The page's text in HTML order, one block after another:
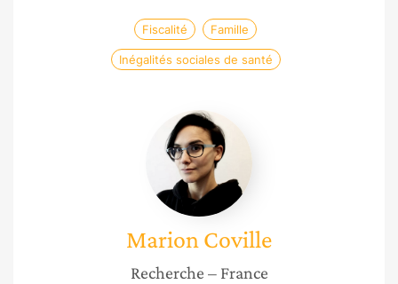
Fiscalité Famille
Inégalités sociales de santé
Marion
Coville
MarionCoville
Recherche – France